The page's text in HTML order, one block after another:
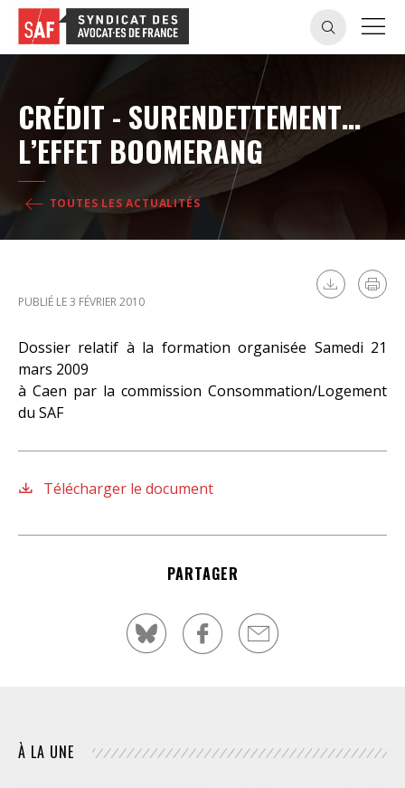
CRÉDIT - SURENDETTEMENT…
L’EFFET BOOMERANG
TOUTES LES ACTUALITÉS
PUBLIÉ LE 3 FÉVRIER 2010
Dossier relatif à la formation organisée Samedi 21
mars 2009
à Caen par la commission Consommation/Logement
du SAF
Télécharger le document
PARTAGER
À LA UNE